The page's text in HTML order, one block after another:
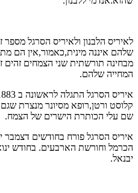
לאיריס הלבנון ולאיריס הסרגל מספר
שלהם איננה מינית,כאמור,אין הם
מבחינה תורשתית שני הצמחים זהים
המחייה שלהם.
קלוסט ורטן,רופא מסיונר מנצרת
שם עלי הכותרת הישרים של הצמח.
איריס הסרגל פורח בחודשים דצמבר
הכרמל וחורשת הארבעים. בחודש
יבנאל.